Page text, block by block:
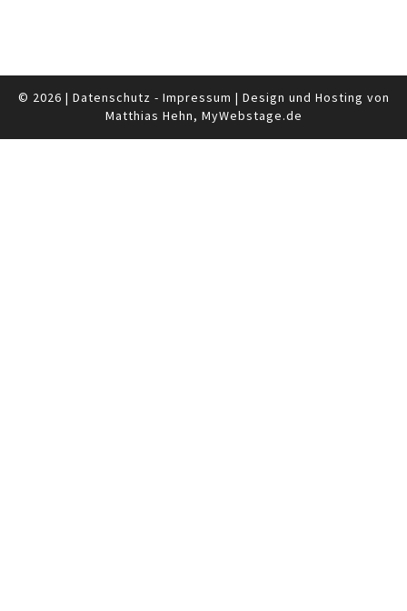
© 2026 | Datenschutz - Impressum | Design und Hosting von
Matthias Hehn, MyWebstage.de